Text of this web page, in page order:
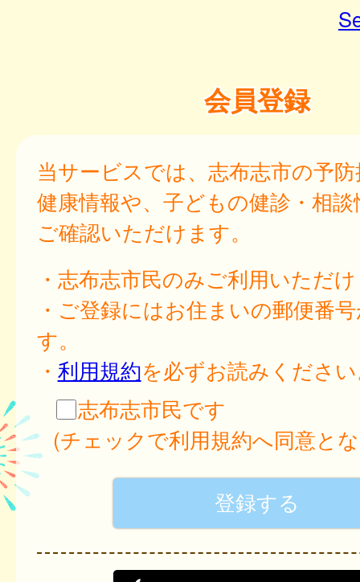
会員登録
当サービスでは、志布志市の予
健康情報や、子どもの健診・相
ご確認いただけます。
・志布志市民のみご利用いただ
・ご登録にはお住まいの郵便番
す。
・ 利用規約を必ずお読みくださ
志布志市民です
(チェックで利用規約へ同意と